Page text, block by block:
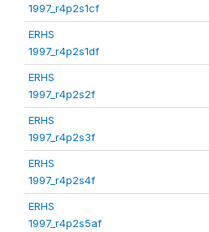
1997_r4p2s1cf
ERHS
1997_r4p2s1df
ERHS
1997_r4p2s2f
ERHS
1997_r4p2s3f
ERHS
1997_r4p2s4f
ERHS
1997_r4p2s5af